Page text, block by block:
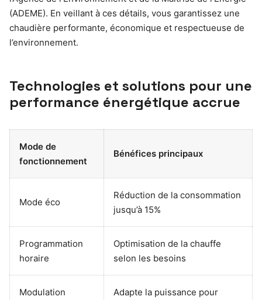
(ADEME). En veillant à ces détails, vous garantissez une
chaudière performante, économique et respectueuse de
l’environnement.
Technologies et solutions pour une
performance énergétique accrue
Mode de
fonctionnement
Bénéfices principaux
Mode éco
Réduction de la consommation
jusqu’à 15%
Programmation
horaire
Optimisation de la chauffe
selon les besoins
Modulation
Adapte la puissance pour